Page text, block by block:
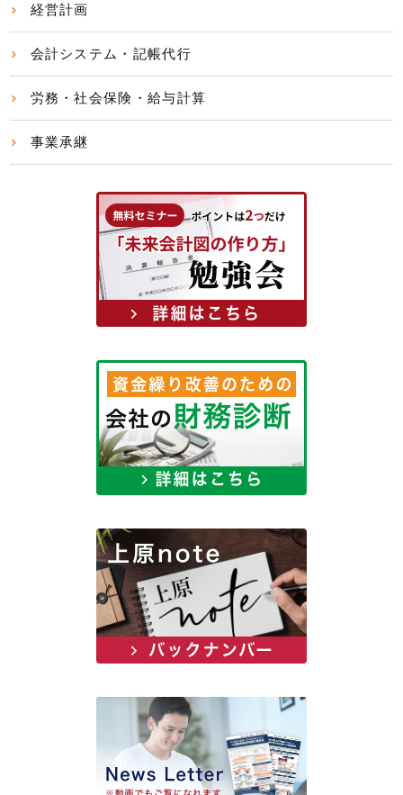
経営計画
会計システム・記帳代行
労務・社会保険・給与計算
事業承継